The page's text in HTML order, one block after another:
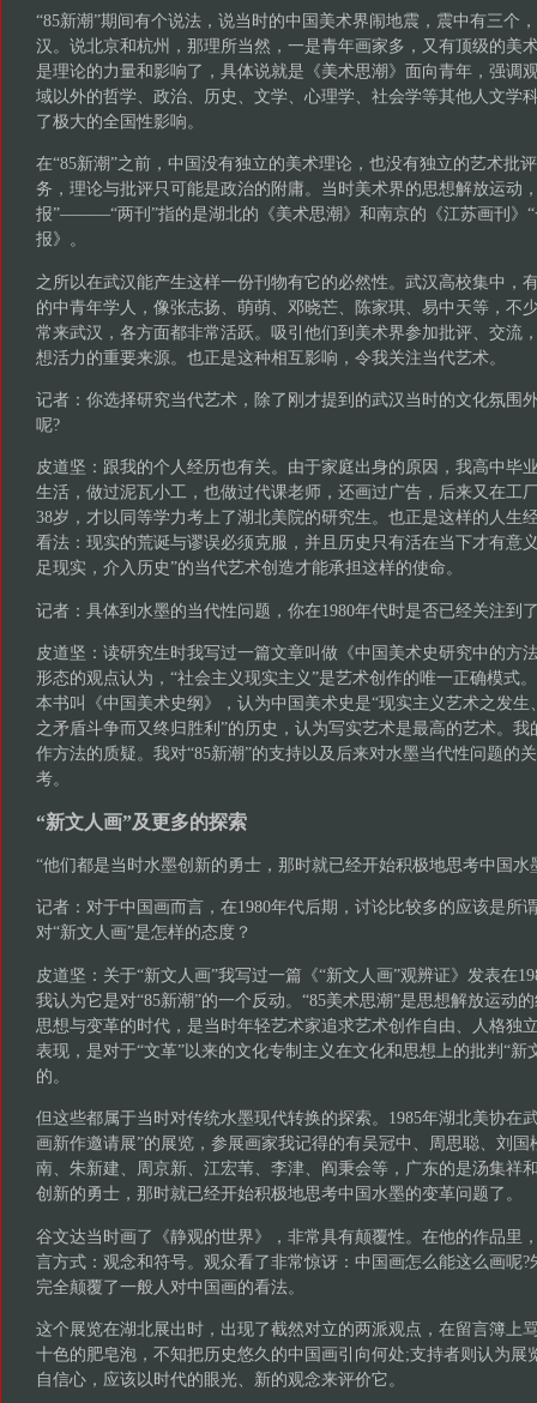
“85新潮”期间有个说法，说当时的中国美术界闹地震，震中有三个
汉。说北京和杭州，那理所当然，一是青年画家多，又有顶级的美
是理论的力量和影响了，具体说就是《美术思潮》面向青年，强调
域以外的哲学、政治、历史、文学、心理学、社会学等其他人文学
了极大的全国性影响。
在“85新潮”之前，中国没有独立的美术理论，也没有独立的艺术批
务，理论与批评只可能是政治的附庸。当时美术界的思想解放运动
报”———“两刊”指的是湖北的《美术思潮》和南京的《江苏画刊》“
报》。
之所以在武汉能产生这样一份刊物有它的必然性。武汉高校集中，
的中青年学人，像张志扬、萌萌、邓晓芒、陈家琪、易中天等，不
常来武汉，各方面都非常活跃。吸引他们到美术界参加批评、交流
想活力的重要来源。也正是这种相互影响，令我关注当代艺术。
记者：你选择研究当代艺术，除了刚才提到的武汉当时的文化氛围
呢?
皮道坚：跟我的个人经历也有关。由于家庭出身的原因，我高中毕
生活，做过泥瓦小工，也做过代课老师，还画过广告，后来又在工
38岁，才以同等学力考上了湖北美院的研究生。也正是这样的人生
看法：现实的荒诞与谬误必须克服，并且历史只有活在当下才有意
足现实，介入历史”的当代艺术创造才能承担这样的使命。
记者：具体到水墨的当代性问题，你在1980年代时是否已经关注到
皮道坚：读研究生时我写过一篇文章叫做《中国美术史研究中的方
形态的观点认为，“社会主义现实主义”是艺术创作的唯一正确模式
本书叫《中国美术史纲》，认为中国美术史是“现实主义艺术之发
之矛盾斗争而又终归胜利”的历史，认为写实艺术是最高的艺术。
作方法的质疑。我对“85新潮”的支持以及后来对水墨当代性问题的
考。
“新文人画”及更多的探索
“他们都是当时水墨创新的勇士，那时就已经开始积极地思考中国水
记者：对于中国画而言，在1980年代后期，讨论比较多的应该是所
对“新文人画”是怎样的态度？
皮道坚：关于“新文人画”我写过一篇《“新文人画”观辨证》发表在
我认为它是对“85新潮”的一个反动。“85美术思潮”是思想解放运动
思想与变革的时代，是当时年轻艺术家追求艺术创作自由、人格独
表现，是对于“文革”以来的文化专制主义在文化和思想上的批判“新
的。
但这些都属于当时对传统水墨现代转换的探索。1985年湖北美协在
画新作邀请展”的展览，参展画家我记得的有吴冠中、周思聪、刘
南、朱新建、周京新、江宏苇、李津、阎秉会等，广东的是汤集祥
创新的勇士，那时就已经开始积极地思考中国水墨的变革问题了。
谷文达当时画了《静观的世界》，非常具有颠覆性。在他的作品里
言方式：观念和符号。观众看了非常惊讶：中国画怎么能这么画呢
完全颠覆了一般人对中国画的看法。
这个展览在湖北展出时，出现了截然对立的两派观点，在留言簿上
十色的肥皂泡，不知把历史悠久的中国画引向何处;支持者则认为展
自信心，应该以时代的眼光、新的观念来评价它。